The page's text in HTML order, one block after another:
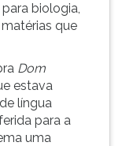
biologia,
que
Dom
estava
língua
para a
uma